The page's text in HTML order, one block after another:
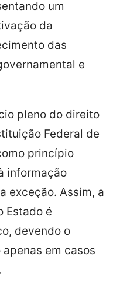
um
da
das
e
pleno do direito
Federal de
princípio
informação
exceção. Assim, a
Estado é
devendo o
em casos